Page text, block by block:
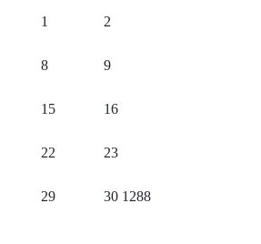
1 2
8 9
15 16
22 23
29 30 1288